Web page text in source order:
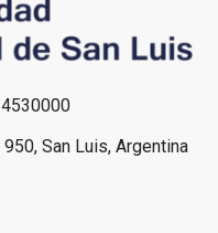
San Luis, Argentina